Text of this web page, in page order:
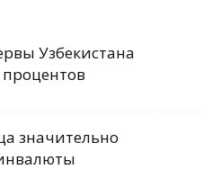
Узбекистана
значительно